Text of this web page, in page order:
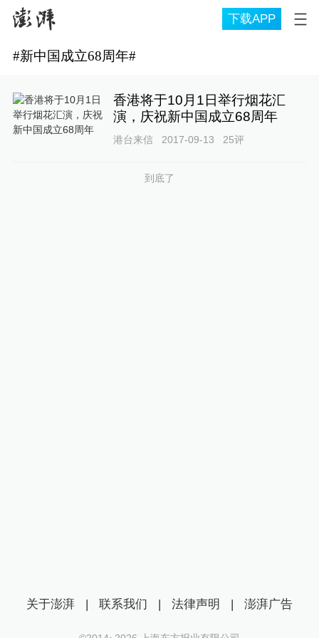
下载APP
#新中国成立68周年#
香港将于10月1日举行烟花汇
演，庆祝新中国成立68周年
港台来信 2017-09-13 25评
到底了
关于澎湃 | 联系我们 | 法律声明 | 澎湃广告